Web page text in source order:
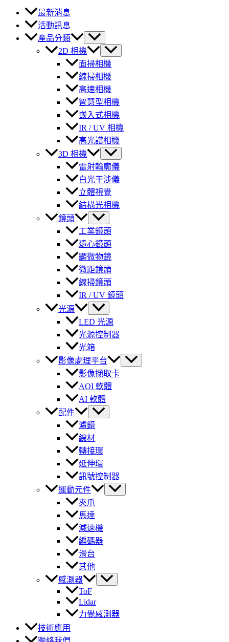
最新消息
活動訊息
產品分類
2D 相機
面掃相機
線掃相機
高速相機
智慧型相機
嵌入式相機
IR / UV 相機
高光譜相機
3D 相機
雷射輪廓儀
白光干涉儀
立體視覺
結構光相機
鏡頭
工業鏡頭
遠心鏡頭
顯微物鏡
微距鏡頭
線掃鏡頭
IR / UV 鏡頭
光源
LED 光源
光源控制器
光箱
影像處理平台
影像擷取卡
AOI 軟體
AI 軟體
配件
濾鏡
線材
轉接環
延伸環
訊號控制器
運動元件
夾爪
馬達
減速機
編碼器
滑台
其他
感測器
ToF
Lidar
力覺感測器
技術應用